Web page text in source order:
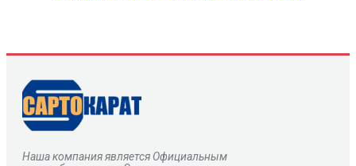
Наша компания является Официальным